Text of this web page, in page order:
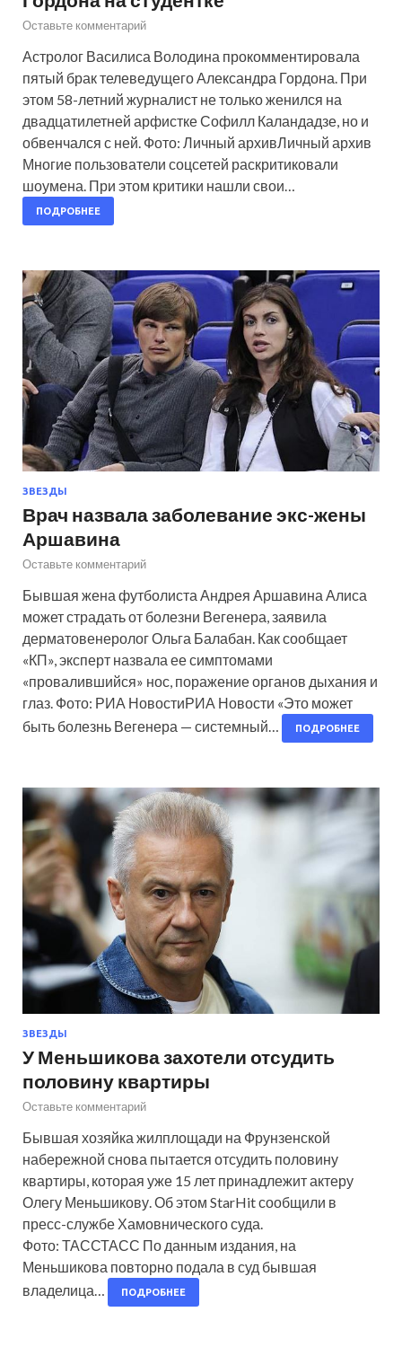
Оставьте комментарий
Астролог Василиса Володина прокомментировала
пятый брак телеведущего Александра Гордона. При
этом 58-летний журналист не только женился на
двадцатилетней арфистке Софилл Каландадзе, но и
обвенчался с ней. Фото: Личный архивЛичный архив
Многие пользователи соцсетей раскритиковали
шоумена. При этом критики нашли свои…
ПОДРОБНЕЕ
ЗВЕЗДЫ
Врач назвала заболевание экс-жены
Аршавина
Оставьте комментарий
Бывшая жена футболиста Андрея Аршавина Алиса
может страдать от болезни Вегенера, заявила
дерматовенеролог Ольга Балабан. Как сообщает
«КП», эксперт назвала ее симптомами
«провалившийся» нос, поражение органов дыхания и
глаз. Фото: РИА НовостиРИА Новости «Это может
быть болезнь Вегенера — системный…
ПОДРОБНЕЕ
ЗВЕЗДЫ
У Меньшикова захотели отсудить
половину квартиры
Оставьте комментарий
Бывшая хозяйка жилплощади на Фрунзенской
набережной снова пытается отсудить половину
квартиры, которая уже 15 лет принадлежит актеру
Олегу Меньшикову. Об этом StarHit сообщили в
пресс-службе Хамовнического суда.
Фото: ТАССТАСС По данным издания, на
Меньшикова повторно подала в суд бывшая
владелица…
ПОДРОБНЕЕ